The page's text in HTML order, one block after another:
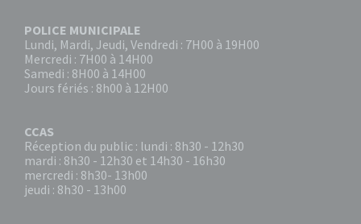
POLICE MUNICIPALE
Lundi, Mardi, Jeudi, Vendredi : 7H00 à 19H00
Mercredi : 7H00 à 14H00
Samedi : 8H00 à 14H00
Jours fériés : 8h00 à 12H00
CCAS
Réception du public : lundi : 8h30 - 12h30
mardi : 8h30 - 12h30 et 14h30 - 16h30
mercredi : 8h30- 13h00
jeudi : 8h30 - 13h00